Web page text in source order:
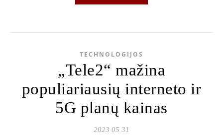
TECHNOLOGIJOS
„Tele2“ mažina
populiariausių interneto ir
5G planų kainas
2023 05 31